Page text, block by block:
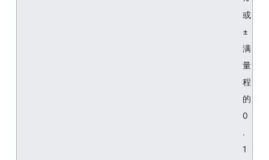
或
±
满
量
程
的
0
.
1